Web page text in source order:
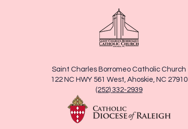
Saint Charles Borromeo Catholic Church
122 NC HWY 561 West, Ahoskie, NC 27910
(252) 332-2939